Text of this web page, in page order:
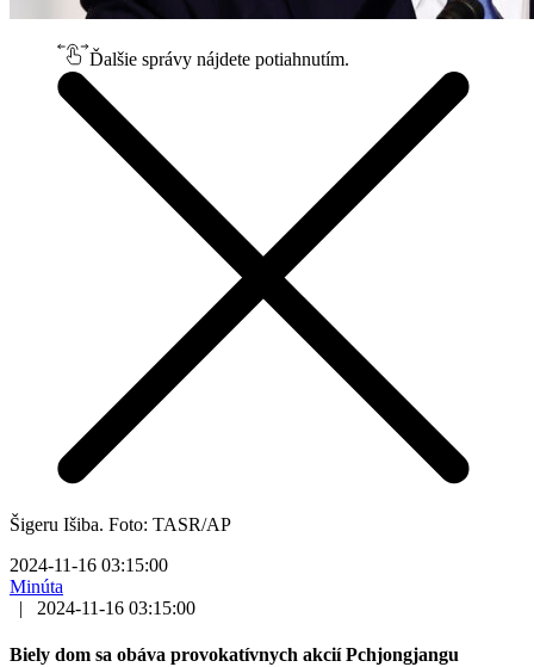
Ďalšie správy nájdete potiahnutím.
Šigeru Išiba. Foto: TASR/AP
2024-11-16 03:15:00
Minúta
|
2024-11-16 03:15:00
Biely dom sa obáva provokatívnych akcií Pchjongjangu